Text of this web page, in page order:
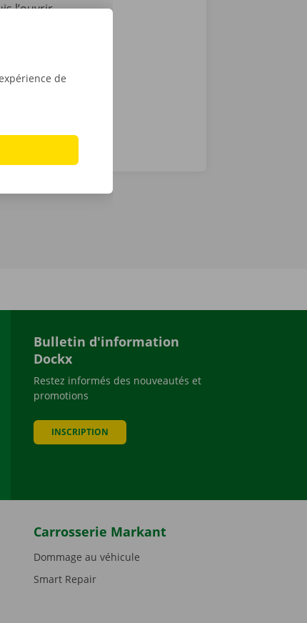
l’ouvrir
est
Bulletin d'information
Dockx
Restez informés des nouveautés et
promotions
INSCRIPTION
Carrosserie Markant
Dommage au véhicule
Smart Repair
de